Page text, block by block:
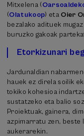
Mitxelena (
(Olatukoop) eta Oier
bezalako adituek
buruzko gakoak
Etorkizunari
Jardunaldian
hauek ez direla soilik
tokiko kohesioa
sustatzeko eta balio
Proiektuak, gainera,
azpimarratu zen,
aukerarekin.